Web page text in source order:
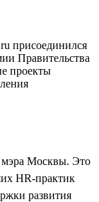
присоединился
Правительства
проекты
Москвы. Это
HR-практик
развития